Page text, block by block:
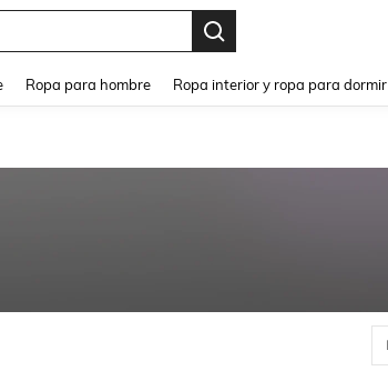
Ropa para hombre Ropa interior y ropa para dormir